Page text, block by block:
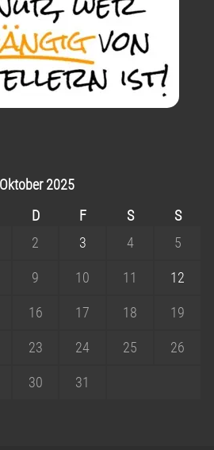
Oktober 2025
D F S
S
2 3 4 5
9 10 11 12
16 17 18 19
23 24 25 26
30
31